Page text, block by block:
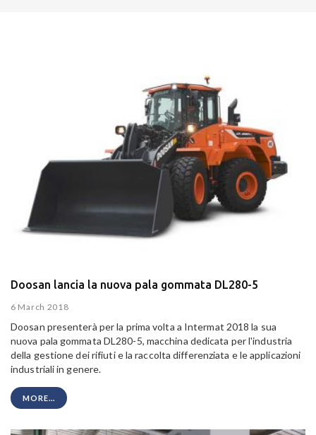
Doosan lancia la nuova pala gommata DL280-5
6 March 2018
Doosan presenterà per la prima volta a Intermat 2018 la sua
nuova pala gommata DL280-5, macchina dedicata per l'industria
della gestione dei rifiuti e la raccolta differenziata e le applicazioni
industriali in genere.
MORE...